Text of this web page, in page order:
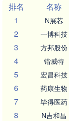
排名
名称
1
N展芯
2 一博科技
3 方邦股份
4 锴威特
5 宏昌科技
6 药康生物
7 毕得医药
8 N吉和昌